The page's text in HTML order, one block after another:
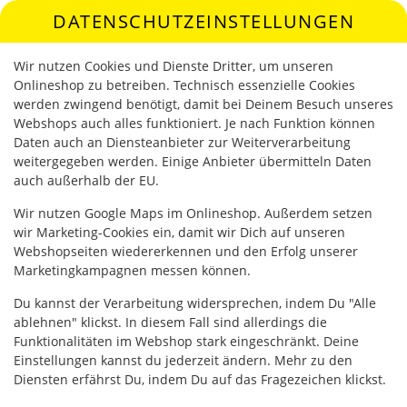
DATENSCHUTZEINSTELLUNGEN
Wir nutzen Cookies und Dienste Dritter, um unseren
Onlineshop zu betreiben. Technisch essenzielle Cookies
werden zwingend benötigt, damit bei Deinem Besuch unseres
Webshops auch alles funktioniert. Je nach Funktion können
Daten auch an Diensteanbieter zur Weiterverarbeitung
weitergegeben werden. Einige Anbieter übermitteln Daten
auch außerhalb der EU.
Wir nutzen Google Maps im Onlineshop. Außerdem setzen
wir Marketing-Cookies ein, damit wir Dich auf unseren
Webshopseiten wiedererkennen und den Erfolg unserer
Marketingkampagnen messen können.
Du kannst der Verarbeitung widersprechen, indem Du "Alle
ablehnen" klickst. In diesem Fall sind allerdings die
Funktionalitäten im Webshop stark eingeschränkt. Deine
Einstellungen kannst du jederzeit ändern. Mehr zu den
Diensten erfährst Du, indem Du auf das Fragezeichen klickst.
DE
SPRACHE ÄNDERN
MITTAGS AKTION PIZZA 26CM